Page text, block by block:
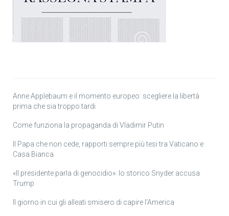
Anne Applebaum e il momento europeo: scegliere la libertà
prima che sia troppo tardi
Come funziona la propaganda di Vladimir Putin
Il Papa che non cede, rapporti sempre più tesi tra Vaticano e
Casa Bianca
«Il presidente parla di genocidio»: lo storico Snyder accusa
Trump
Il giorno in cui gli alleati smisero di capire l’America